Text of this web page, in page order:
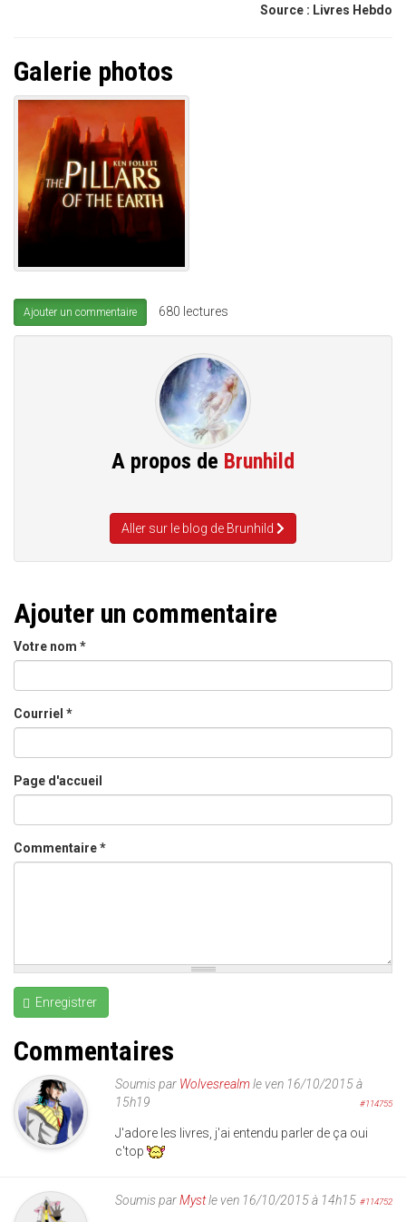
Source : Livres Hebdo
Galerie photos
Ajouter un commentaire 680 lectures
A propos de Brunhild
Aller sur le blog de Brunhild
Ajouter un commentaire
Votre nom *
Courriel *
Page d'accueil
Commentaire*
Enregistrer
Commentaires
Soumis par Wolvesrealmle ven 16/10/2015 à
15h19
#114755
J'adore les livres, j'ai entendu parler de ça oui
c'top
Soumis parMystle ven 16/10/2015 à 14h15 #114752